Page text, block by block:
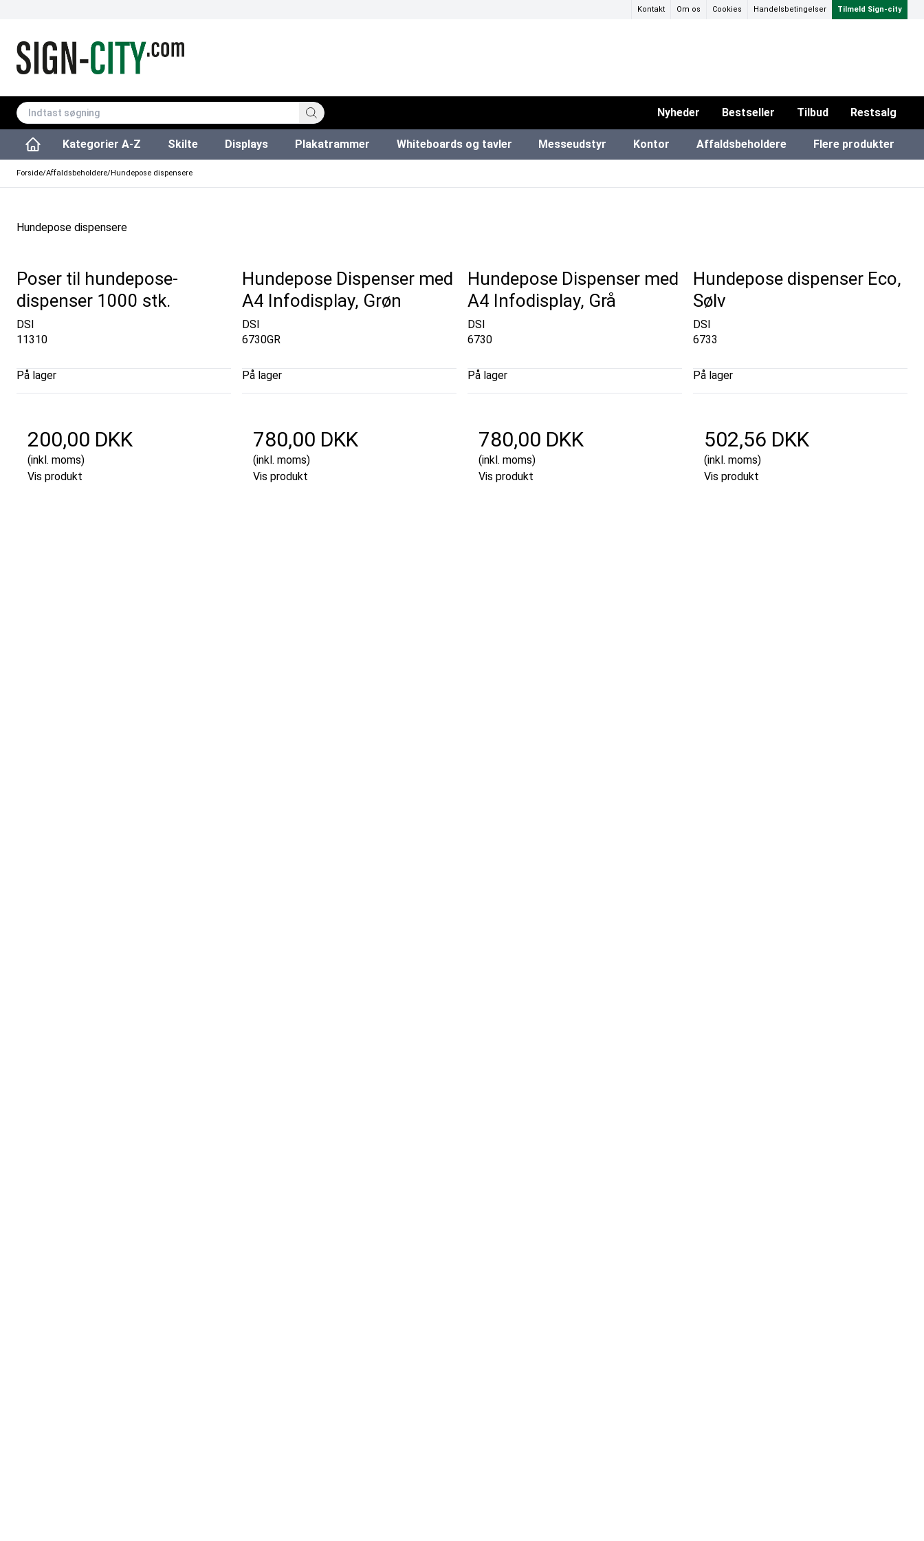
Kontakt Om os Cookies Handelsbetingelser Tilmeld Sign-city
Nyheder Bestseller Tilbud Restsalg
Kategorier A-Z Skilte Displays Plakatrammer Whiteboards og tavler Messeudstyr Kontor Affaldsbeholdere Flere produkter
Forside/Affaldsbeholdere/Hundepose dispensere
Hundepose dispensere
Poser til hundepose-
dispenser 1000 stk.
DSI
11310
På lager
200,00 DKK
(inkl. moms)
Vis produkt
Hundepose Dispenser med
A4 Infodisplay, Grøn
DSI
6730GR
På lager
780,00 DKK
(inkl. moms)
Vis produkt
Hundepose Dispenser med
A4 Infodisplay, Grå
DSI
6730
På lager
780,00 DKK
(inkl. moms)
Vis produkt
Hundepose dispenser Eco,
Sølv
DSI
6733
På lager
502,56 DKK
(inkl. moms)
Vis produkt